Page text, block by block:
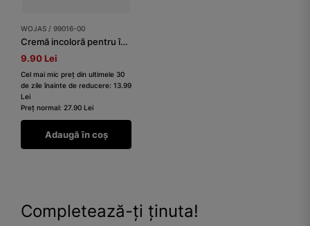
WOJAS / 99016-00
Cremă incoloră pentru încălțăminte
9.90 Lei
Cel mai mic preț din ultimele 30
de zile înainte de reducere: 13.99
Lei
Preț normal: 27.90 Lei
Adaugă în coș
Completează-ți ținuta!